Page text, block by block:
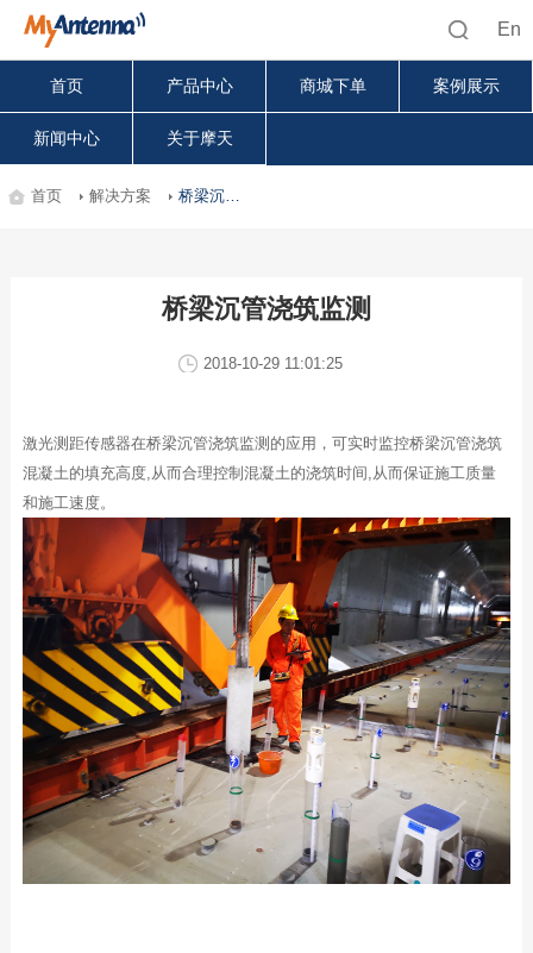
En
首页 产品中心 商城下单 案例展示
新闻中心 关于摩天
首页 解决方案 桥梁沉管浇筑监测
桥梁沉管浇筑监测
2018-10-29 11:01:25
激光测距传感器在桥梁沉管浇筑监测的应用，可实时监控桥梁沉管浇筑
混凝土的填充高度,从而合理控制混凝土的浇筑时间,从而保证施工质量
和施工速度。